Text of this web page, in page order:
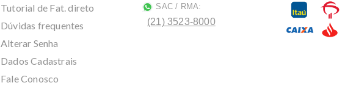
Tutorial de Fat. direto
Dúvidas frequentes
Alterar Senha
Dados Cadastrais
Fale Conosco
SAC / RMA:
(21) 3523-8000